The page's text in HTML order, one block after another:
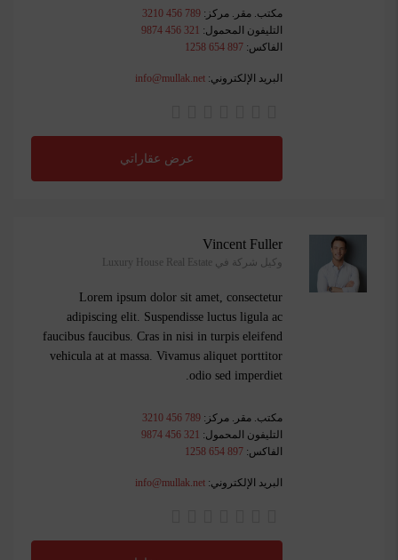
مكتب. مقر. مركز: 789 456 3210
التليفون المحمول: 321 456 9874
الفاكس: 897 654 1258
البريد الإلكتروني: info@mullak.net
عرض عقاراتي
Vincent Fuller
وكيل شركة في Luxury House Real Estate
Lorem ipsum dolor sit amet, consectetur
adipiscing elit. Suspendisse luctus ligula ac
faucibus faucibus. Cras in nisi in turpis eleifend
vehicula at at massa. Vivamus aliquet porttitor
odio sed imperdiet.
مكتب. مقر. مركز: 789 456 3210
التليفون المحمول: 321 456 9874
الفاكس: 897 654 1258
البريد الإلكتروني: info@mullak.net